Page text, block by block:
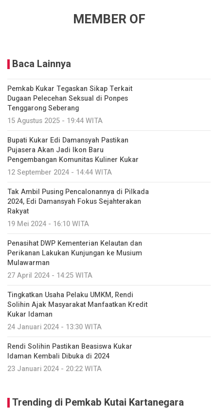
MEMBER OF
Baca Lainnya
Pemkab Kukar Tegaskan Sikap Terkait
Dugaan Pelecehan Seksual di Ponpes
Tenggarong Seberang
15 Agustus 2025 - 19:44 WITA
Bupati Kukar Edi Damansyah Pastikan
Pujasera Akan Jadi Ikon Baru
Pengembangan Komunitas Kuliner Kukar
12 September 2024 - 14:44 WITA
Tak Ambil Pusing Pencalonannya di Pilkada
2024, Edi Damansyah Fokus Sejahterakan
Rakyat
19 Mei 2024 - 16:10 WITA
Penasihat DWP Kementerian Kelautan dan
Perikanan Lakukan Kunjungan ke Musium
Mulawarman
27 April 2024 - 14:25 WITA
Tingkatkan Usaha Pelaku UMKM, Rendi
Solihin Ajak Masyarakat Manfaatkan Kredit
Kukar Idaman
24 Januari 2024 - 13:30 WITA
Rendi Solihin Pastikan Beasiswa Kukar
Idaman Kembali Dibuka di 2024
23 Januari 2024 - 20:22 WITA
Trending di Pemkab Kutai Kartanegara